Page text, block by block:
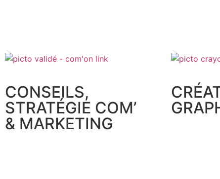
CONSEILS,
STRATÉGIE COM’
& MARKETING